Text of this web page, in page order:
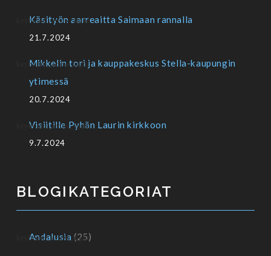
Käsityön aarreaitta Saimaan rannalla
21.7.2024
Mikkelin tori ja kauppakeskus Stella-kaupungin
ytimessä
20.7.2024
Visiitille Pyhän Laurin kirkkoon
9.7.2024
BLOGIKATEGORIAT
Andalusia (25)